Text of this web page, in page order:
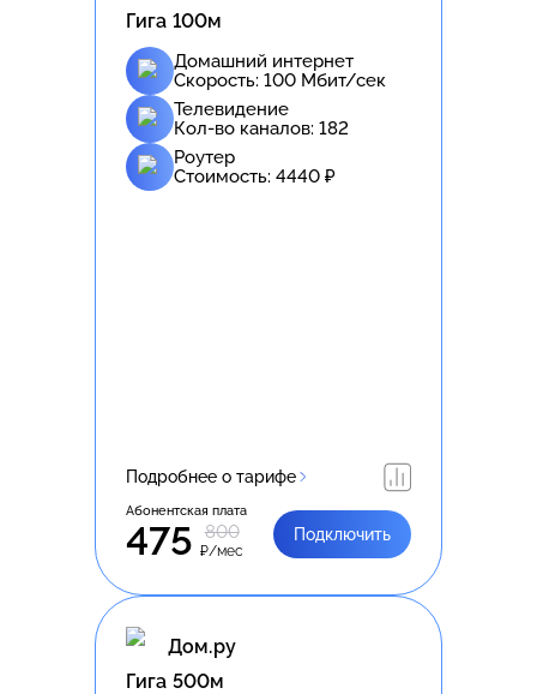
Гига 100м
Домашний интернет
Скорость: 100 Мбит/сек
Телевидение
Кол-во каналов: 182
Роутер
Стоимость: 4440 ₽
Подробнее о тарифе
Абонентская плата
475 800
₽/мес
Подключить
Дом.ру
Гига 500м